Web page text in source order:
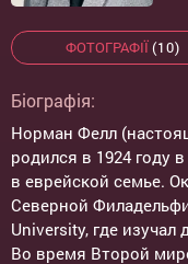
ФОТОГРАФІЇ(10)
Біографія:
Норман Фелл
родился в 1924 году
в еврейской семье.
Северной
University, где изучал
Во время Второй